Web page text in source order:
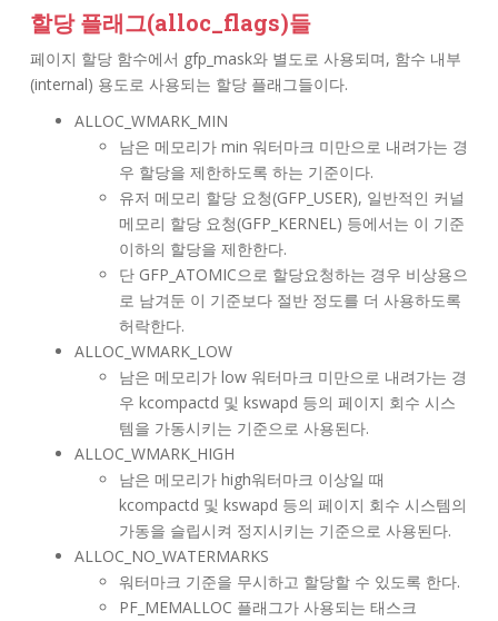
할당 플래그(alloc_flags)들
페이지 할당 함수에서 gfp_mask와 별도로 사용되며, 함수 내부
(internal) 용도로 사용되는 할당 플래그들이다.
ALLOC_WMARK_MIN
남은 메모리가 min 워터마크 미만으로 내려가는 경
우 할당을 제한하도록 하는 기준이다.
유저 메모리 할당 요청(GFP_USER), 일반적인 커널
메모리 할당 요청(GFP_KERNEL) 등에서는 이 기준
이하의 할당을 제한한다.
단 GFP_ATOMIC으로 할당요청하는 경우 비상용으
로 남겨둔 이 기준보다 절반 정도를 더 사용하도록
허락한다.
ALLOC_WMARK_LOW
남은 메모리가 low 워터마크 미만으로 내려가는 경
우 kcompactd 및 kswapd 등의 페이지 회수 시스
템을 가동시키는 기준으로 사용된다.
ALLOC_WMARK_HIGH
남은 메모리가 high워터마크 이상일 때
kcompactd 및 kswapd 등의 페이지 회수 시스템의
가동을 슬립시켜 정지시키는 기준으로 사용된다.
ALLOC_NO_WATERMARKS
워터마크 기준을 무시하고 할당할 수 있도록 한다.
PF_MEMALLOC 플래그가 사용되는 태스크